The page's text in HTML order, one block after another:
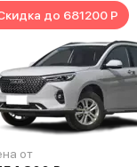
до 681200 Р
от